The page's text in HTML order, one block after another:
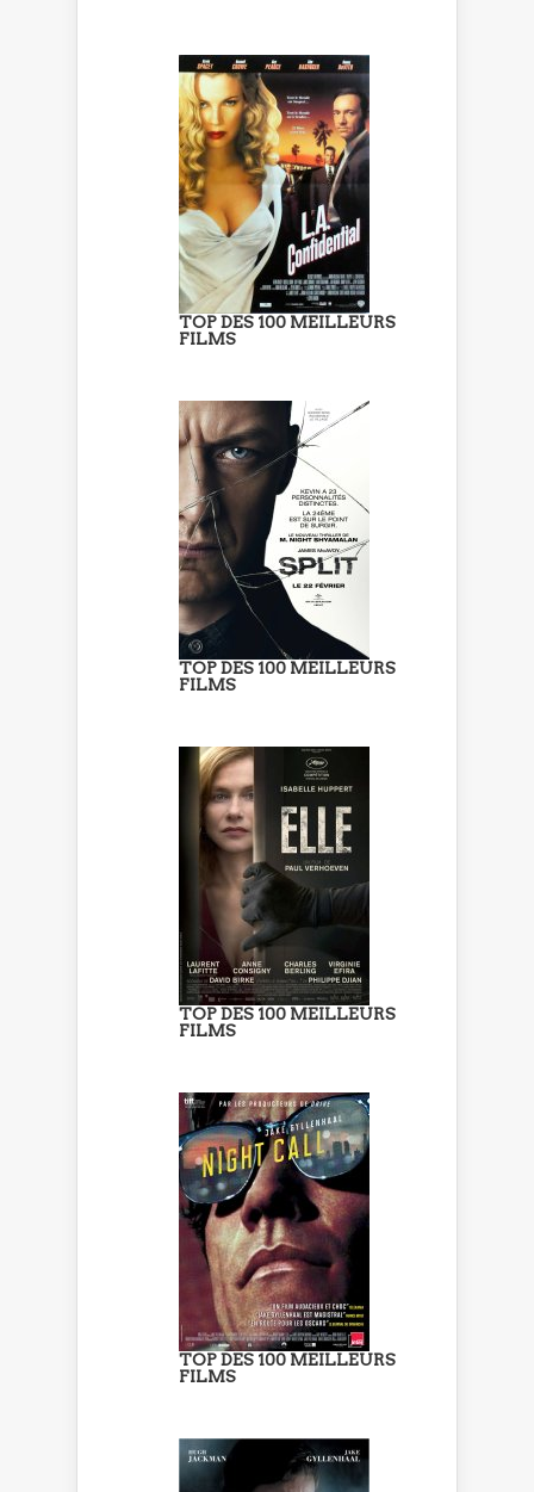
TOP DES 100 MEILLEURS
FILMS
TOP DES 100 MEILLEURS
FILMS
TOP DES 100 MEILLEURS
FILMS
TOP DES 100 MEILLEURS
FILMS